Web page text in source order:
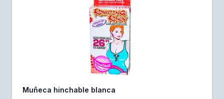
Muñeca hinchable blanca